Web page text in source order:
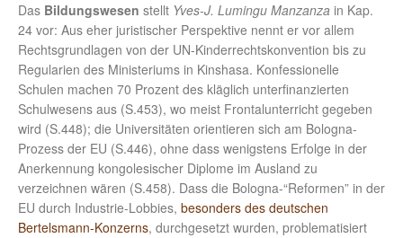
Das Bildungswesen stellt Yves-J. Lumingu Manzanza in Kap.
24 vor: Aus eher juristischer Perspektive nennt er vor allem
Rechtsgrundlagen von der UN-Kinderrechtskonvention bis zu
Regularien des Ministeriums in Kinshasa. Konfessionelle
Schulen machen 70 Prozent des kläglich unterfinanzierten
Schulwesens aus (S.453), wo meist Frontalunterricht gegeben
wird (S.448); die Universitäten orientieren sich am Bologna-
Prozess der EU (S.446), ohne dass wenigstens Erfolge in der
Anerkennung kongolesischer Diplome im Ausland zu
verzeichnen wären (S.458). Dass die Bologna-“Reformen” in der
EU durch Industrie-Lobbies, besonders des deutschen
Bertelsmann-Konzerns, durchgesetzt wurden, problematisiert